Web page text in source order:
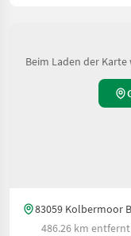
Beim Laden der
83059 Kolbermoor
486.26 km entfernt